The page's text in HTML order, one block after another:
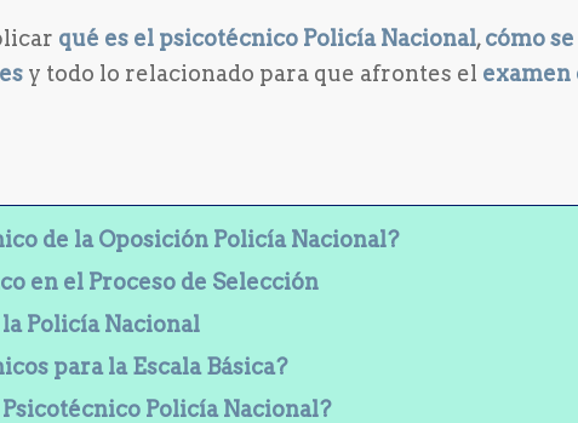
qué es el psicotécnico Policía Nacional,cómo
y todo lo relacionado para que afrontes el
de la Oposición Policía Nacional?
en el Proceso de Selección
Policía Nacional
para la Escala Básica?
Policía Nacional?